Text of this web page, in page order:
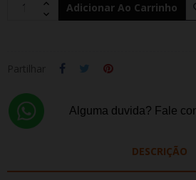
Adicionar Ao Carrinho
Alguma duvida? Fale
DESCRIÇÃO